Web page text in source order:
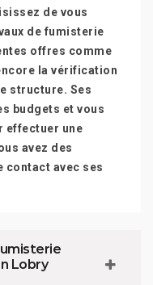
de vous
de fumisterie
offres comme
la vérification
structure. Ses
budgets et vous
effectuer une
avez des
contact avec ses
Lobry